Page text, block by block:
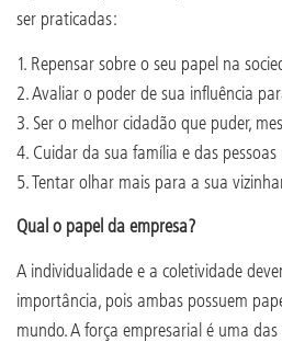
ser praticadas:
1. Repensar sobre o seu papel na
2. Avaliar o poder de sua influência
3. Ser o melhor cidadão que puder,
4. Cuidar da sua família e das
5. Tentar olhar mais para a sua
Qual o papel da empresa?
A individualidade e a coletividade
importância, pois ambas possuem
mundo. A força empresarial é uma